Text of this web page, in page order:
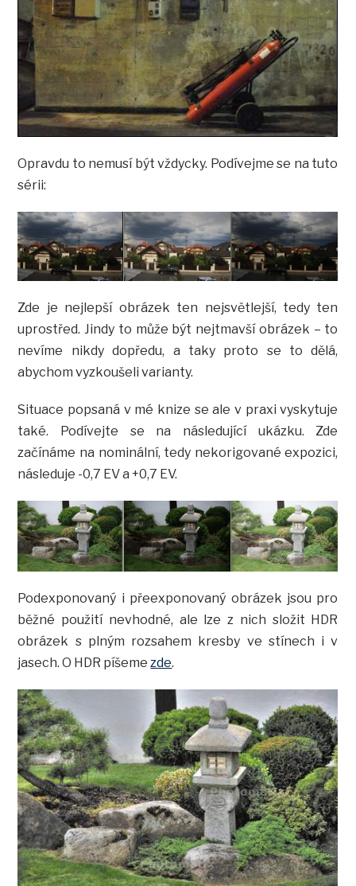
Opravdu to nemusí být vždycky. Podívejme se na tuto
sérii:
Zde je nejlepší obrázek ten nejsvětlejší, tedy ten
uprostřed. Jindy to může být nejtmavší obrázek – to
nevíme nikdy dopředu, a taky proto se to dělá,
abychom vyzkoušeli varianty.
Situace popsaná v mé knize se ale v praxi vyskytuje
také. Podívejte se na následující ukázku. Zde
začínáme na nominální, tedy nekorigované expozici,
následuje -0,7 EV a +0,7 EV.
Podexponovaný i přeexponovaný obrázek jsou pro
běžné použití nevhodné, ale lze z nich složit HDR
obrázek s plným rozsahem kresby ve stínech i v
jasech. O HDR píšemezde.